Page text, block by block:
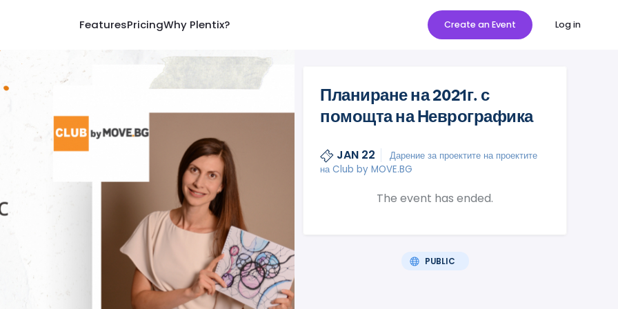
FeaturesPricingWhy Plentix? Create an Event Log in
Планиране на 2021г. с
помощта на Неврографика
JAN 22
Дарение за проектите на проектите
на Club by MOVE.BG
The event has ended.
PUBLIC